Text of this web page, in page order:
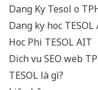
Dang Ky Tesol o
Dang ky hoc TESOL
Hoc Phi TESOL AIT
Dich vu SEO web
TESOL là gì?